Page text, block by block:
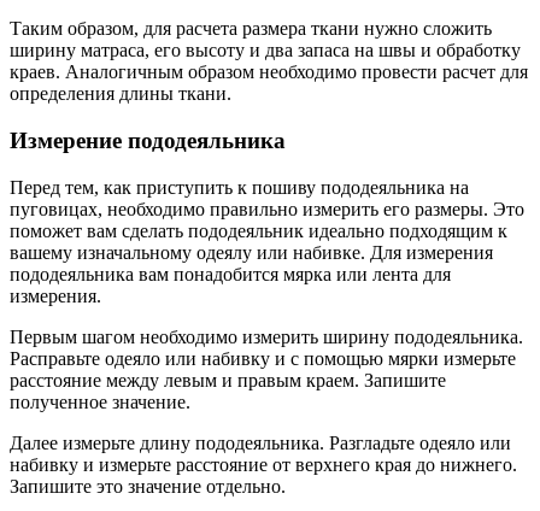
Таким образом, для расчета размера ткани нужно сложить
ширину матраса, его высоту и два запаса на швы и обработку
краев. Аналогичным образом необходимо провести расчет для
определения длины ткани.
Измерение пододеяльника
Перед тем, как приступить к пошиву пододеяльника на
пуговицах, необходимо правильно измерить его размеры. Это
поможет вам сделать пододеяльник идеально подходящим к
вашему изначальному одеялу или набивке. Для измерения
пододеяльника вам понадобится мярка или лента для
измерения.
Первым шагом необходимо измерить ширину пододеяльника.
Расправьте одеяло или набивку и с помощью мярки измерьте
расстояние между левым и правым краем. Запишите
полученное значение.
Далее измерьте длину пододеяльника. Разгладьте одеяло или
набивку и измерьте расстояние от верхнего края до нижнего.
Запишите это значение отдельно.